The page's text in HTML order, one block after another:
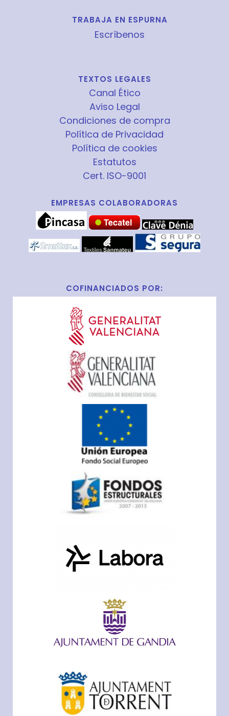
TRABAJA EN ESPURNA
Escríbenos
TEXTOS LEGALES
Canal Ético
Aviso Legal
Condiciones de compra
Política de Privacidad
Política de cookies
Estatutos
Cert. ISO-9001
EMPRESAS COLABORADORAS
COFINANCIADOS POR: